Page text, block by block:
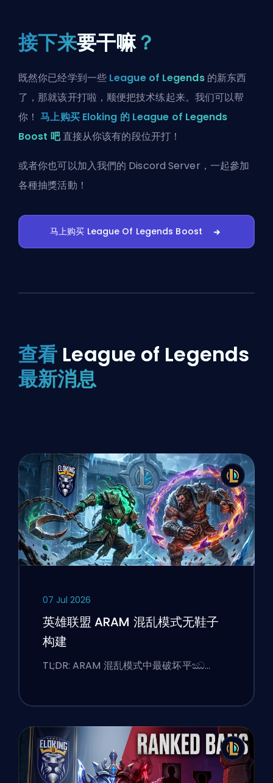
接下来要干嘛？
既然你已经学到一些 League of Legends的新东西
了，那就该开打啦，顺便把技术练起来。我们可以帮
你！马上购买 Eloking 的 League of Legends
Boost 吧直接从你该有的段位开打！
或者你也可以加入我們的 Discord Server ，一起參加
各種抽獎活動！
马上购买 League Of Legends Boost
查看 League of Legends
最新消息
07 Jul 2026
英雄联盟 ARAM 混乱模式无鞋子
构建
TL;DR: ARAM 混乱模式中最破坏平ඣ…